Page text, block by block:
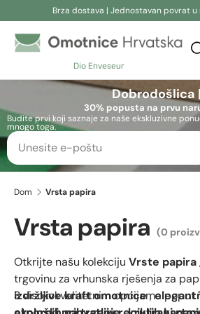
Brza dostava | Jednostavan povrat u
Dio Enveseur
Pretraživanje
Pretraživanje Dobrodošlica |
30% popusta na prvu
Budite prvi koji saznaje za naše ekskluzivne
mnogo toga.
Dom Vrsta papira
Vrsta papira (0
Otkrijte našu kolekciju Vrste papira
trgovinu za vrhunska rješenja za
izdržljive kraft omotnice,
S visokokvalitetnim opcijama poput